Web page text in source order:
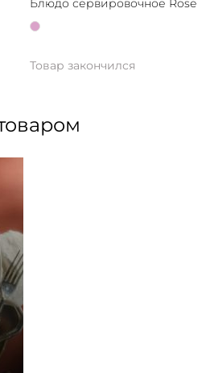
Блюдо сервировочное Rose
Товар закончился